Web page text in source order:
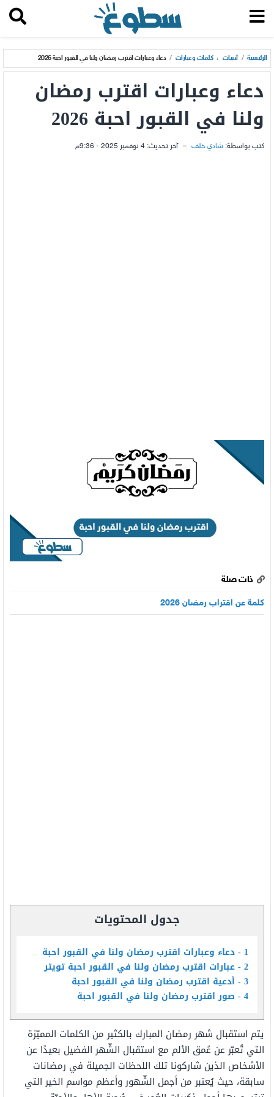
الرئيسية / أدبيات ، كلمات وعبارات / دعاء وعبارات اقترب رمضان ولنا في القبور احبة 2026
دعاء وعبارات اقترب رمضان
ولنا في القبور احبة 2026
كتب بواسطة: شادي خلف – آخر تحديث: 4 نوفمبر 2025 - 9:36م
ذات صلة
كلمة عن اقتراب رمضان 2026
جدول المحتويات
1 دعاء وعبارات اقترب رمضان ولنا في القبور احبة
2 عبارات اقترب رمضان ولنا في القبور احبة تويتر
3 أدعية اقترب رمضان ولنا في القبور احبة
4 صور اقترب رمضان ولنا في القبور احبة
يتم استقبال شهر رمضان المبارك بالكثير من الكلمات المميّزة
التي تُعبّر عن عُمق الألم مع استقبال الشّهر الفضيل بعيدًا عن
الأشخاص الذين شاركونا تلك اللحظات الجميلة في رمضانات
سابقة، حيث يُعتبر من أجمل الشّهور وأعظم مواسم الخير التي